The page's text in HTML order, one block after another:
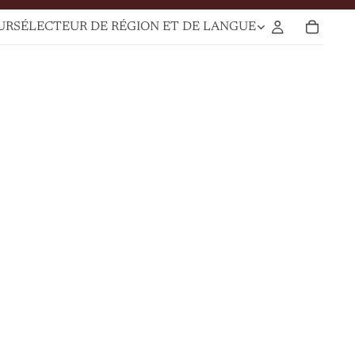
SÉLECTEUR DE RÉGION ET DE LANGUE